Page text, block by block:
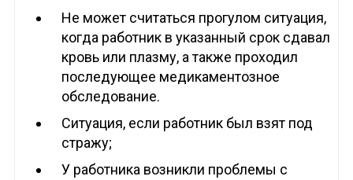
Не может считаться прогулом ситуация,
когда работник в указанный срок сдавал
кровь или плазму, а также проходил
последующее медикаментозное
обследование.
Ситуация, если работник был взят под
стражу;
У работника возникли проблемы с